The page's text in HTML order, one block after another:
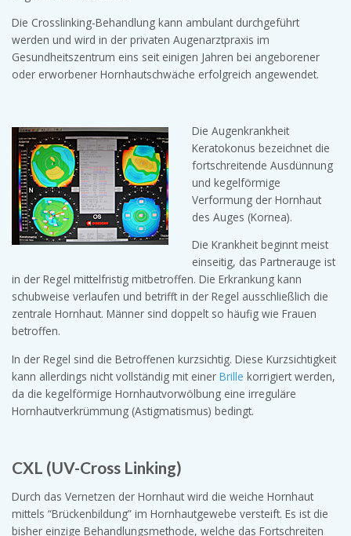
Die Crosslinking-Behandlung kann ambulant durchgeführt
werden und wird in der privaten Augenarztpraxis im
Gesundheitszentrum eins seit einigen Jahren bei angeborener
oder erworbener Hornhautschwäche erfolgreich angewendet.
Die Augenkrankheit
Keratokonus bezeichnet die
fortschreitende Ausdünnung
und kegelförmige
Verformung der Hornhaut
des Auges (Kornea).
Die Krankheit beginnt meist
einseitig, das Partnerauge ist
in der Regel mittelfristig mitbetroffen. Die Erkrankung kann
schubweise verlaufen und betrifft in der Regel ausschließlich die
zentrale Hornhaut. Männer sind doppelt so häufig wie Frauen
betroffen.
In der Regel sind die Betroffenen kurzsichtig. Diese Kurzsichtigkeit
kann allerdings nicht vollständig mit einer Brille korrigiert werden,
da die kegelförmige Hornhautvorwölbung eine irreguläre
Hornhautverkrümmung (Astigmatismus) bedingt.
CXL (UV-Cross Linking)
Durch das Vernetzen der Hornhaut wird die weiche Hornhaut
mittels “Brückenbildung” im Hornhautgewebe versteift. Es ist die
bisher einzige Behandlungsmethode, welche das Fortschreiten